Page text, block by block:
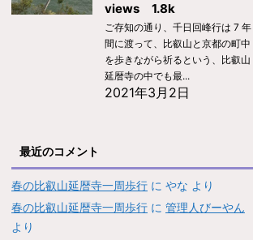
views 1.8k
ご存知の通り、千日回峰行は 7 年
間に渡って、比叡山と京都の町中
を歩きながら祈るという、比叡山
延暦寺の中でも最...
2021年3月2日
最近のコメント
春の比叡山延暦寺一周歩行 に やな より
春の比叡山延暦寺一周歩行 に 管理人びーやん
より